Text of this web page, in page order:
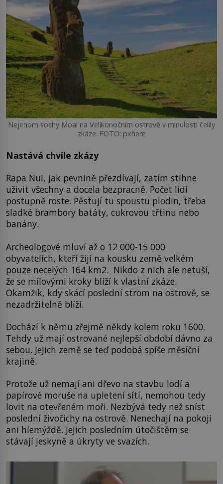
Nejenom sochy Moai na Velikonočním ostrově v minulosti čelily
zkáze. FOTO: pxhere
Nastává chvíle zkázy
Rapa Nui, jak pevnině přezdívají, zatím stihne
uživit všechny a docela bezpracně. Počet lidí
postupně roste. Pěstují tu spoustu plodin, třeba
sladké brambory batáty, cukrovou třtinu nebo
banány.
Archeologové mluví až o 12 000-15 000
obyvatelích, kteří žijí na kousku země velkém
pouze necelých 164 km2. Nikdo z nich ale netuší,
že se mílovými kroky blíží k vlastní zkáze.
Okamžik, kdy skácí poslední strom na ostrově, se
nezadržitelně blíží.
Dochází k němu zřejmě někdy kolem roku 1600.
Tehdy už mají ostrované nejlepší období dávno za
sebou. Jejich země se teď podobá spíše měsíční
krajině.
Protože už nemají ani dřevo na stavbu lodí a
papírové moruše na upletení sítí, nemohou tedy
lovit na otevřeném moři. Nezbývá tedy než sníst
poslední živočichy na ostrově. Nenechají na pokoji
ani hlemýždě. Jejich posledním útočištěm se
stávají jeskyně a úkryty ve svazích.